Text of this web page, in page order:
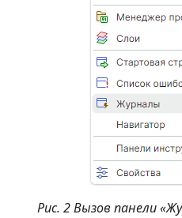
Рис. 2 Вызов панели